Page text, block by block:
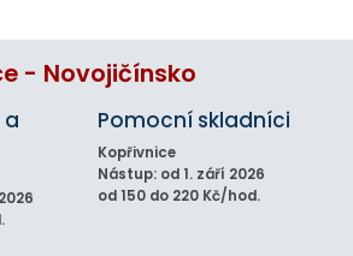
- Novojičínsko
a
Pomocní skladníci
Kopřivnice
Nástup: od 1. září 2026
od 150 do 220 Kč/hod.